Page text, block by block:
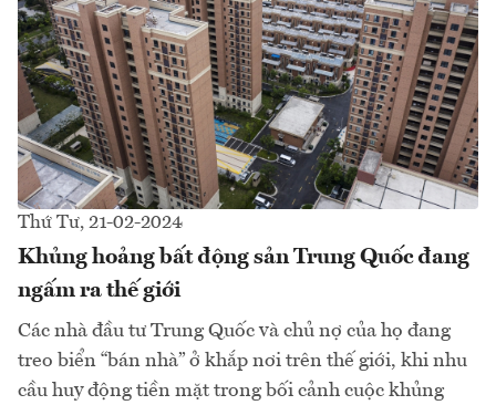
Thứ Tư, 21-02-2024
Khủng hoảng bất động sản Trung Quốc đang
ngấm ra thế giới
Các nhà đầu tư Trung Quốc và chủ nợ của họ đang
treo biển “bán nhà” ở khắp nơi trên thế giới, khi nhu
cầu huy động tiền mặt trong bối cảnh cuộc khủng